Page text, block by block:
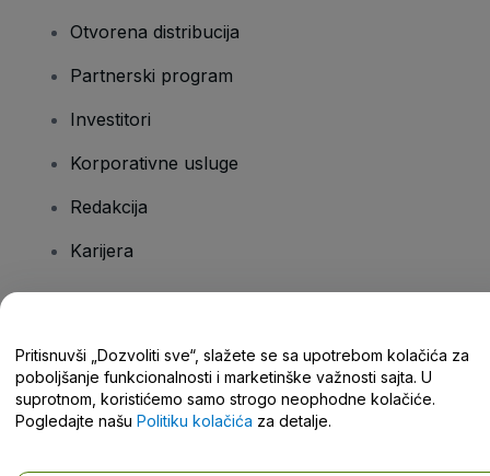
Otvorena distribucija
Partnerski program
Investitori
Korporativne usluge
Redakcija
Karijera
Centar za pomoć / Kontaktirajte nas
Pritisnuvši „Dozvoliti sve“, slažete se sa upotrebom kolačića za
poboljšanje funkcionalnosti i marketinške važnosti sajta. U
suprotnom, koristićemo samo strogo neophodne kolačiće.
Pogledajte našu Politiku kolačića za detalje.